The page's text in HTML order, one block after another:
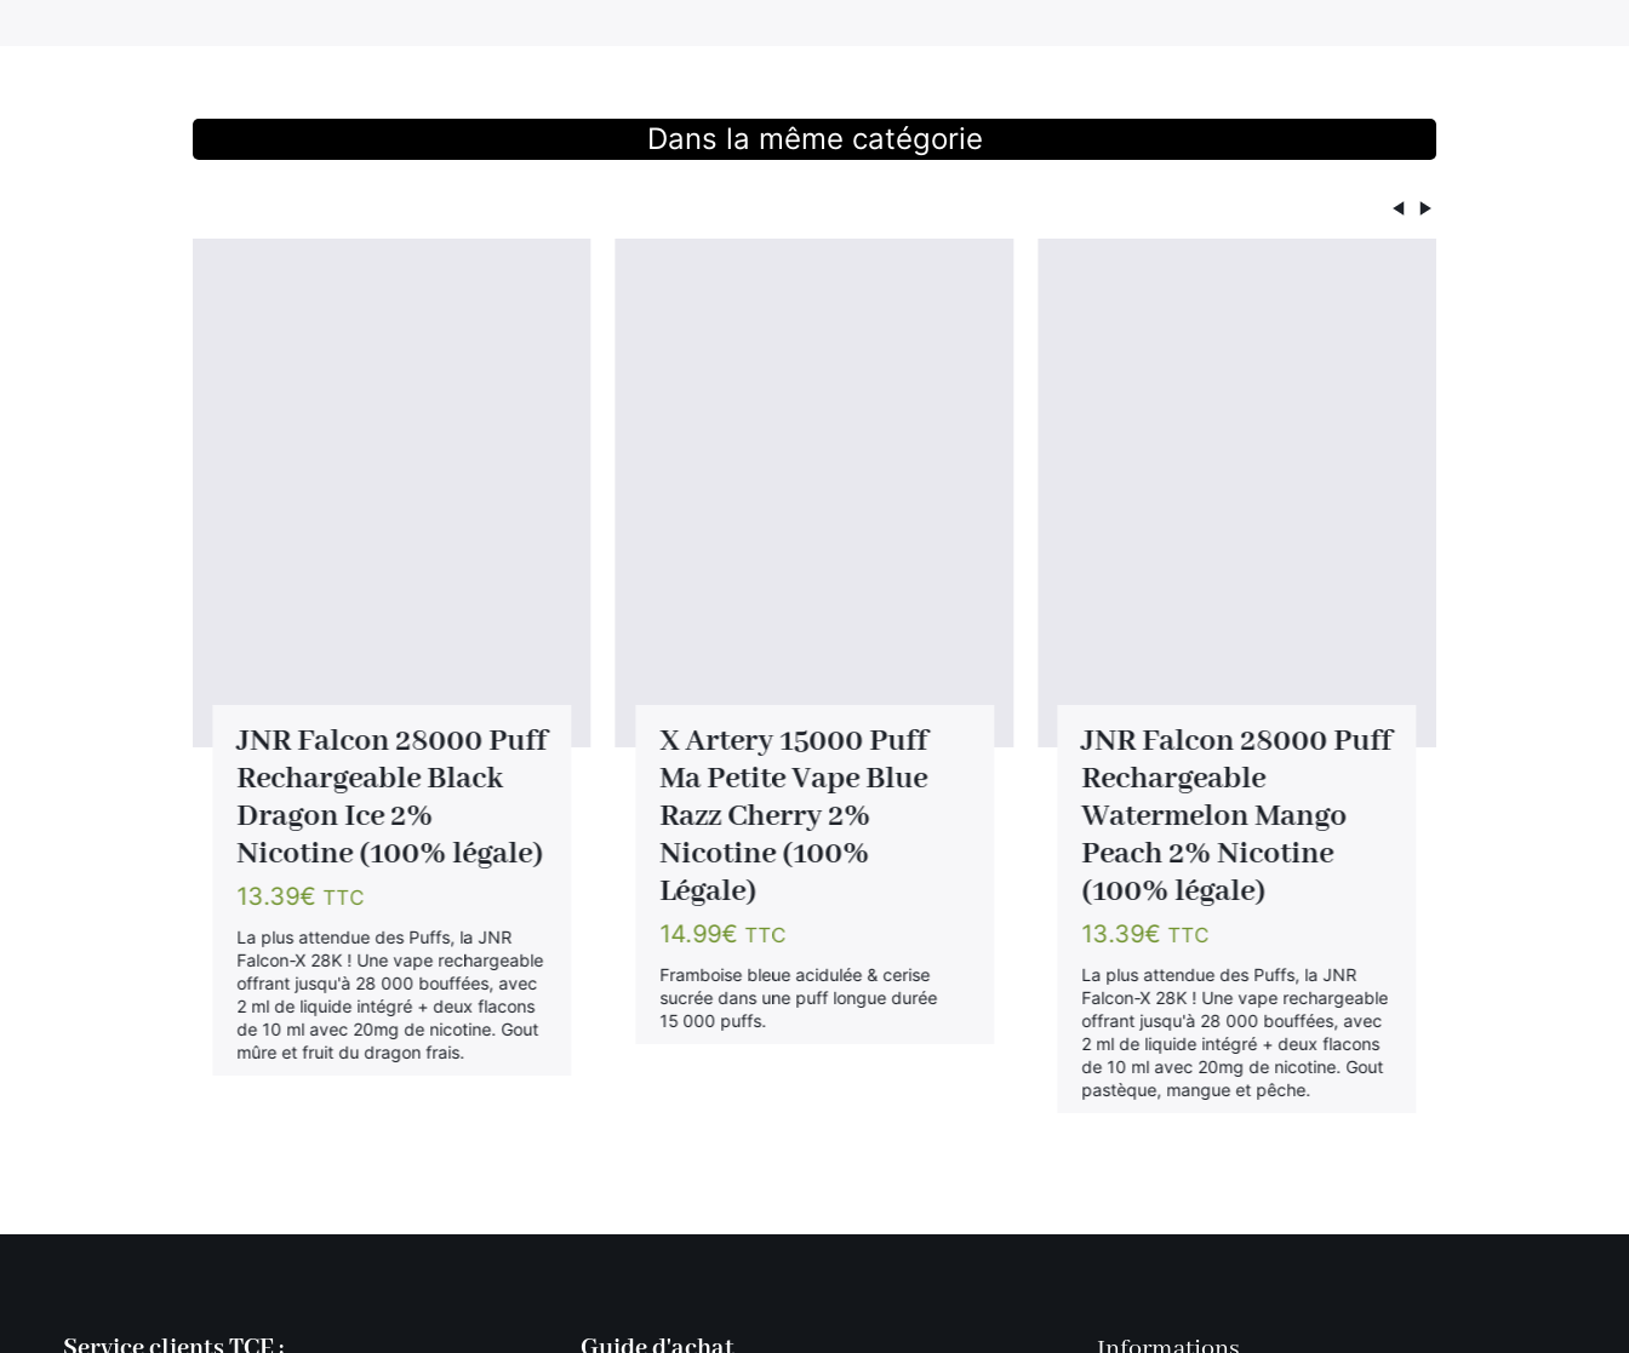
Dans la même catégorie
JNR Falcon 28000 Puff
Rechargeable Black
Dragon Ice 2%
Nicotine (100% légale)
13.39€ TTC
La plus attendue des Puffs, la JNR
Falcon-X 28K ! Une vape rechargeable
offrant jusqu'à 28 000 bouffées, avec
2 ml de liquide intégré + deux flacons
de 10 ml avec 20mg de nicotine. Gout
mûre et fruit du dragon frais.
X Artery 15000 Puff
Ma Petite Vape Blue
Razz Cherry 2%
Nicotine (100%
Légale)
14.99€ TTC
Framboise bleue acidulée & cerise
sucrée dans une puff longue durée
15 000 puffs.
JNR Falcon 28000 Puff
Rechargeable
Watermelon Mango
Peach 2% Nicotine
(100% légale)
13.39€ TTC
La plus attendue des Puffs, la JNR
Falcon-X 28K ! Une vape rechargeable
offrant jusqu'à 28 000 bouffées, avec
2 ml de liquide intégré + deux flacons
de 10 ml avec 20mg de nicotine. Gout
pastèque, mangue et pêche.